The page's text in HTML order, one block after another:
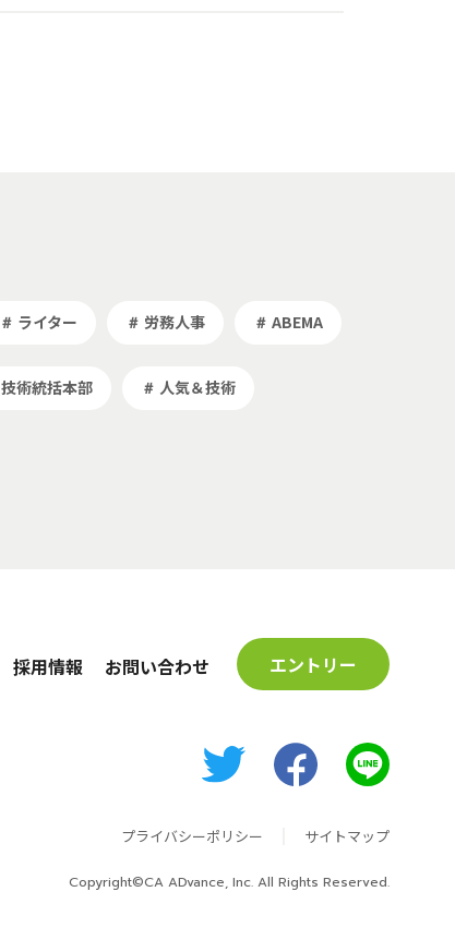
＃ ライター ＃ 労務人事 ＃ ABEMA
技術統括本部 ＃ 人気＆技術
採用情報 お問い合わせ エントリー
プライバシーポリシー サイトマップ
Copyright©CA ADvance, Inc. All Rights Reserved.